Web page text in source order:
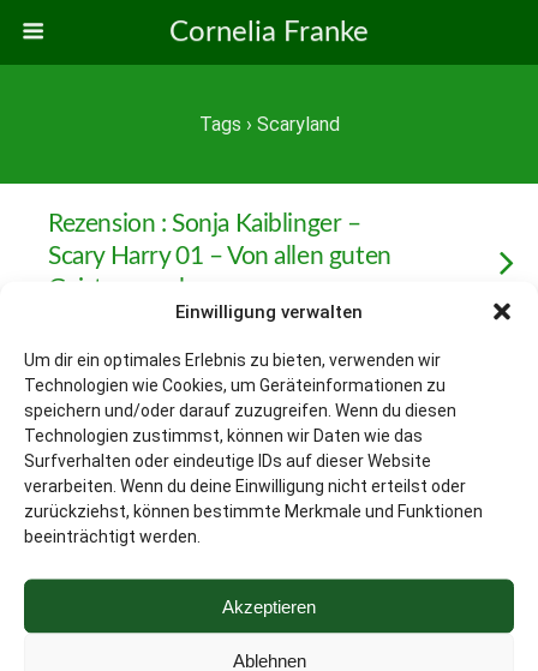
Einwilligung verwalten
Um dir ein optimales Erlebnis zu bieten, verwenden wir
Technologien wie Cookies, um Geräteinformationen zu
speichern und/oder darauf zuzugreifen. Wenn du diesen
Technologien zustimmst, können wir Daten wie das
Surfverhalten oder eindeutige IDs auf dieser Website
verarbeiten. Wenn du deine Einwilligung nicht erteilst oder
zurückziehst, können bestimmte Merkmale und Funktionen
beeinträchtigt werden.
Akzeptieren
Ablehnen
Cornelia Franke
Tags › Scaryland
Rezension : Sonja Kaiblinger –
Scary Harry 01 – Von allen guten
Geistern verlassen
Zum Seitenanfang
Mobil Desktop